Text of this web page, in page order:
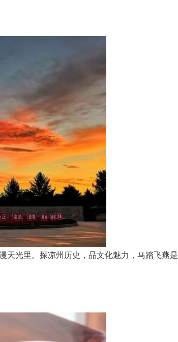
天光里。探凉州历史，品文化魅力，马踏飞燕是